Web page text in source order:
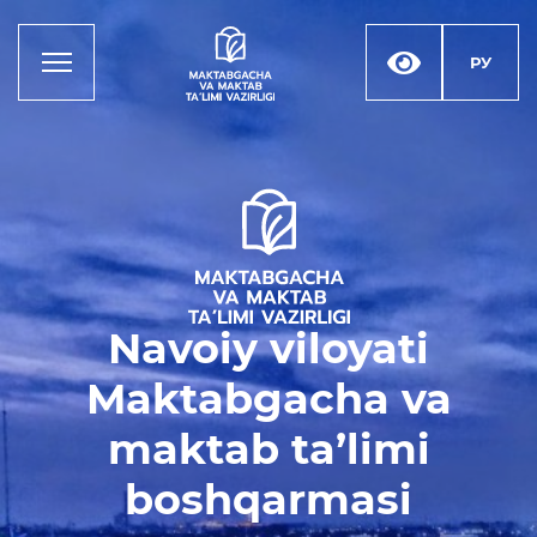
Деятельность
Руководство
Структура управления
Миссия, цели и задачи
Реквизиты
Контакты
Международные
отношения
РУ
Navoiy viloyati
Maktabgacha va
maktab ta’limi
boshqarmasi